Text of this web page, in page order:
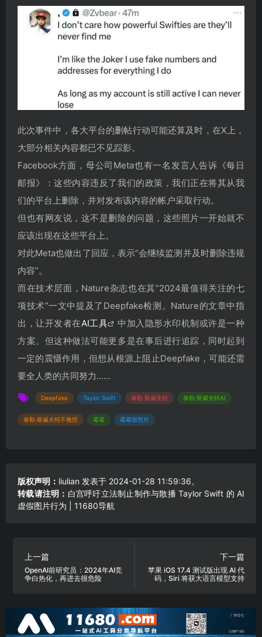
此次事件中，各大平台的删帖行动可能还算及时，在X上，
大部分相关内容都已不见踪影。
Facebook方面，母公司Meta也有一名发言人告诉《每日
邮报》：这些内容违反了我们的政策，我们正在将其从我
们的平台上删除，并对发布该内容的帐户采取行动。
但也有网友说，这不是删除的问题，这些照片一开始就不
应该出现在这些平台上。
对此Meta也做出了回应，表示“会继续监测并及时删除违规
内容”。
而在技术层面，Nature杂志也在其“2024最值得关注的七
项技术”一文中提及了Deepfake检测。Nature的文章中指
出，让开发者在AI工具
中加入隐形水印机制或许是一种
方案。但这种做法可能更多是在事后进行追踪，同时起到
一定的震慑作用，但想从根源上阻止Deepfake，可能还需
要全人类的共同努力……
Deepfake Taylor Swift 泰勒·斯威夫特 泰勒·斯威夫特AI
泰勒·斯威夫特不雅照 霉霉 霉霉假照片
版权声明： liulian 发表于 2024-01-28 11:59:36。
转载请注明： 白宫呼吁立法制止制作与散播 Taylor Swift 的 AI
虚假图片行为 | 11680导航
上一篇
OpenAI前研究员：2024年AI竞
争白热化，再进去很危险
下一篇
苹果 iOS 17.4 测试版出现 AI 代
码，Siri 将获大语言模型支持